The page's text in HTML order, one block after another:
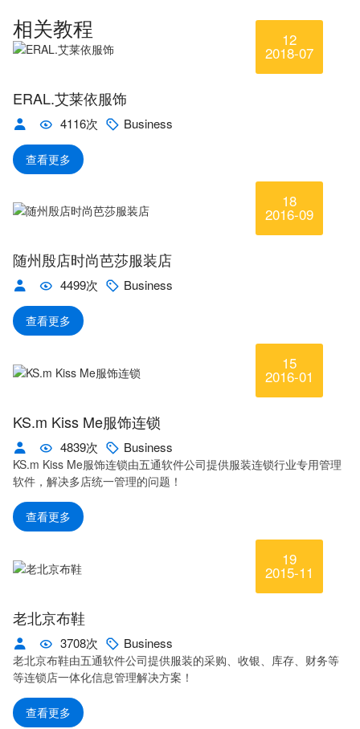
相关教程 12
2018-07
ERAL.艾莱依服饰
4116次 Business
查看更多
18
2016-09
随州殷店时尚芭莎服装店
4499次 Business
查看更多
15
2016-01
KS.m Kiss Me服饰连锁
4839次 Business
KS.m Kiss Me服饰连锁由五通软件公司提供服装连锁行业专用管理
软件，解决多店统一管理的问题！
查看更多
19
2015-11
老北京布鞋
3708次 Business
老北京布鞋由五通软件公司提供服装的采购、收银、库存、财务等
等连锁店一体化信息管理解决方案！
查看更多